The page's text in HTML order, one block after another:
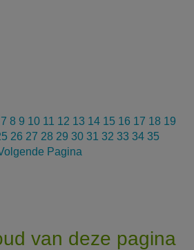
7 8 9 10 11 12 13 14 15 16 17 18 19
26 27 28 29 30 31 32 33 34 35
Pagina
van deze pagina